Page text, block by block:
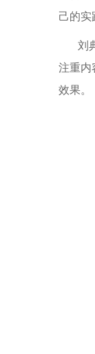
己的实
刘
注重内
效果。